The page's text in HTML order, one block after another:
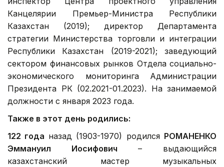
Канцелярии Премьер-Министра Республики
Казахстан (2019); директор Департамента
стратегии Министерства торговли и интеграции
Республики Казахстан (2019-2021); заведующий
сектором финансовых рынков Отдела социально-
экономического мониторинга Администрации
Президента РК (02.2021-01.2023). На занимаемой
должности с января 2023 года.
Также в этот день родились:
122 года назад (1903-1970) родился РОМАНЕНКО
Эммануил Иосифович – выдающийся
казахстанский мастер музыкальных